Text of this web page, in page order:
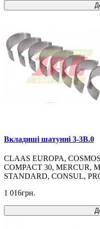
Вкладиші шатунні 3-3B.0
CLAAS EUROPA,
COMPACT 30, MERCUR,
STANDARD, CONSUL,
1 016грн.